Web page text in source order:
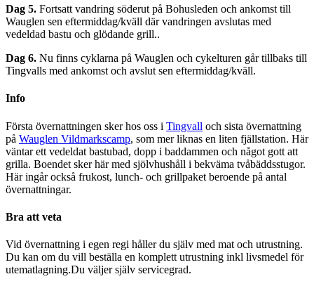
Dag 5. Fortsatt vandring söderut på Bohusleden och ankomst till
Wauglen sen eftermiddag/kväll där vandringen avslutas med
vedeldad bastu och glödande grill..
Dag 6. Nu finns cyklarna på Wauglen och cykelturen går tillbaks till
Tingvalls med ankomst och avslut sen eftermiddag/kväll.
Info
Första övernattningen sker hos oss i Tingvall och sista övernattning
på Wauglen Vildmarkscamp, som mer liknas en liten fjällstation. Här
väntar ett vedeldat bastubad, dopp i baddammen och något gott att
grilla. Boendet sker här med sjölvhushåll i bekväma tvåbäddsstugor.
Här ingår också frukost, lunch- och grillpaket beroende på antal
övernattningar.
Bra att veta
Vid övernattning i egen regi håller du själv med mat och utrustning.
Du kan om du vill beställa en komplett utrustning inkl livsmedel för
utematlagning.Du väljer själv servicegrad.